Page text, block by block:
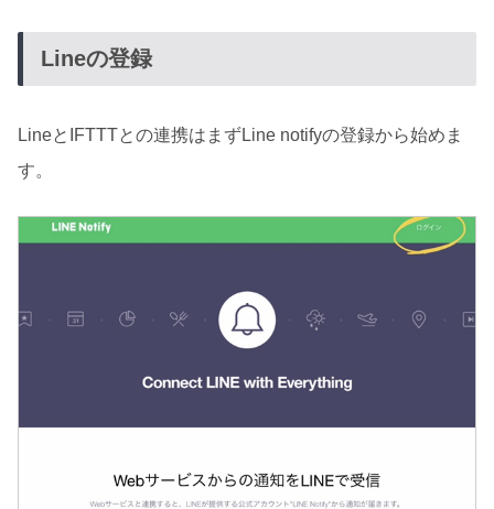
Lineの登録
LineとIFTTTとの連携はまずLine notifyの登録から始めま
す。